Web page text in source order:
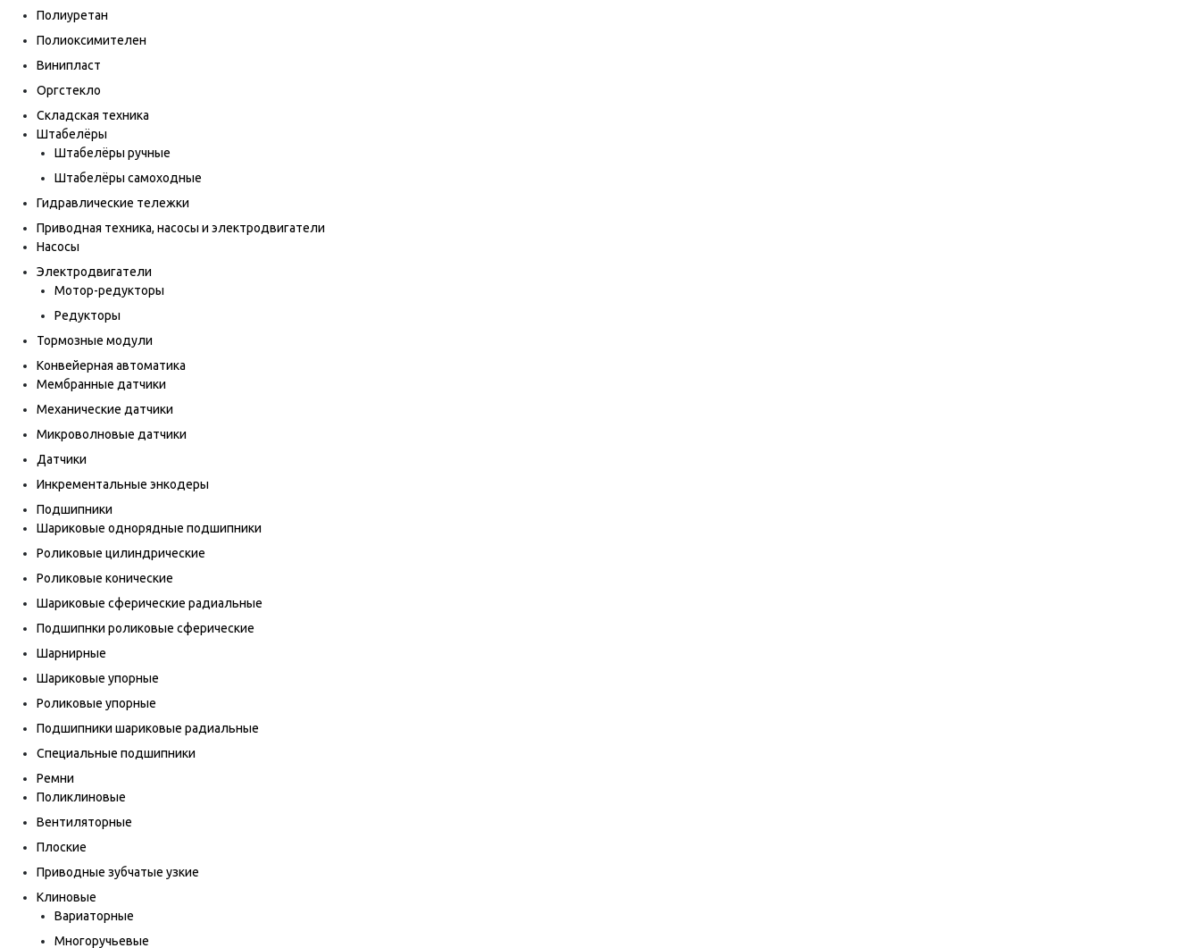
Полиуретан
Полиоксимителен
Винипласт
Оргстекло
Складская техника
Штабелёры
Штабелёры ручные
Штабелёры самоходные
Гидравлические тележки
Приводная техника, насосы и электродвигатели
Насосы
Электродвигатели
Мотор-редукторы
Редукторы
Тормозные модули
Конвейерная автоматика
Мембранные датчики
Механические датчики
Микроволновые датчики
Датчики
Инкрементальные энкодеры
Подшипники
Шариковые однорядные подшипники
Роликовые цилиндрические
Роликовые конические
Шариковые сферические радиальные
Подшипнки роликовые сферические
Шарнирные
Шариковые упорные
Роликовые упорные
Подшипники шариковые радиальные
Специальные подшипники
Ремни
Поликлиновые
Вентиляторные
Плоские
Приводные зубчатые узкие
Клиновые
Вариаторные
Многоручьевые